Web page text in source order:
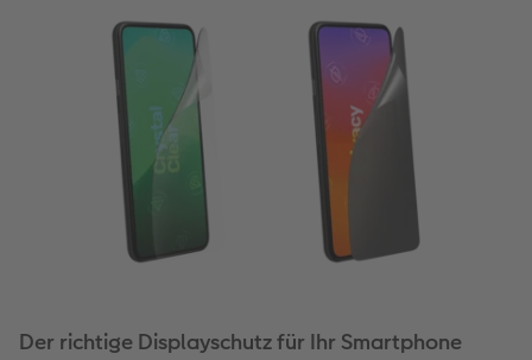
Der richtige Displayschutz für Ihr Smartphone